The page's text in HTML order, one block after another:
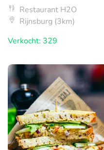
Restaurant H2O
Rijnsburg (3km)
Verkocht: 329